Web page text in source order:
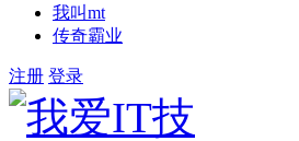
我叫mt
传奇霸业
注册 登录